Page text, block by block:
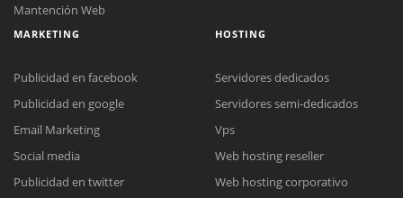
Mantención Web
MARKETING
Publicidad en facebook
Publicidad en google
Email Marketing
Social media
Publicidad en twitter
HOSTING
Servidores dedicados
Servidores semi-dedicados
Vps
Web hosting reseller
Web hosting corporativo